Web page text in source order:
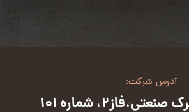
آدرس شرکت:
شماره 101